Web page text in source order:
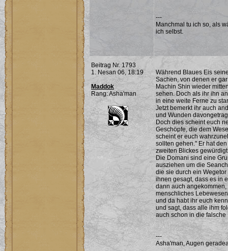
---
Manchmal tu ich so, als
ich selbst.
Beitrag Nr. 1793
1. Nesan 06, 18:19
Maddok
Rang: Asha'man
Während Blaues Eis
Sachen, von denen er
Machin Shin wieder
sehen. Doch als ihr ihn
in eine weite Ferne zu
Jetzt bemerkt ihr auch
und Wunden
Doch dies scheint euch
Geschöpfe, die dem
scheint er euch
sollten gehen." Er hat
zweiten Blickes
Die Domani sind eine
ausziehen um die
die sie durch ein
ihnen gesagt, dass es in
dann auch
menschliches
und da habt ihr euch
und sagt, dass alle ihm
auch schon in die falsche
---
Asha'man, Augen